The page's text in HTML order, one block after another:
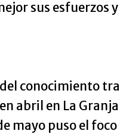
sus esfuerzos y
conocimiento
abril en La Granja
mayo puso el